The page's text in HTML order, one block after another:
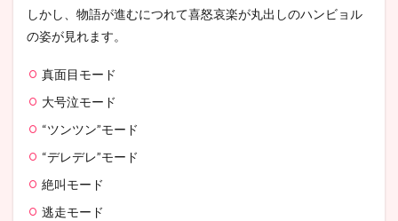
しかし、物語が進むにつれて喜怒哀楽が丸出しのハンビョル
の姿が見れます。
真面目モード
大号泣モード
“ツンツン”モード
“デレデレ”モード
絶叫モード
逃走モード